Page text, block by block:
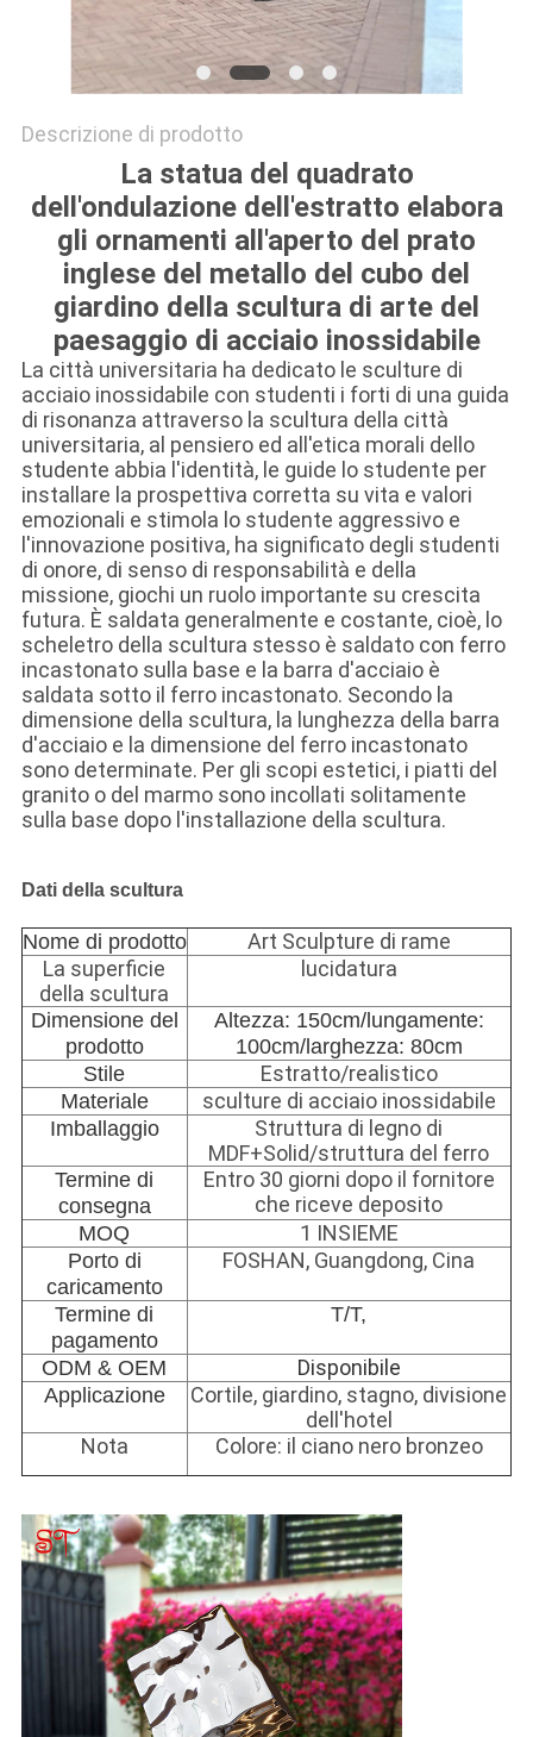
Descrizione di prodotto
La statua del quadrato
dell'ondulazione dell'estratto elabora
gli ornamenti all'aperto del prato
inglese del metallo del cubo del
giardino della scultura di arte del
paesaggio di acciaio inossidabile
La città universitaria ha dedicato le sculture di
acciaio inossidabile con studenti i forti di una guida
di risonanza attraverso la scultura della città
universitaria, al pensiero ed all'etica morali dello
studente abbia l'identità, le guide lo studente per
installare la prospettiva corretta su vita e valori
emozionali e stimola lo studente aggressivo e
l'innovazione positiva, ha significato degli studenti
di onore, di senso di responsabilità e della
missione, giochi un ruolo importante su crescita
futura. È saldata generalmente e costante, cioè, lo
scheletro della scultura stesso è saldato con ferro
incastonato sulla base e la barra d'acciaio è
saldata sotto il ferro incastonato. Secondo la
dimensione della scultura, la lunghezza della barra
d'acciaio e la dimensione del ferro incastonato
sono determinate. Per gli scopi estetici, i piatti del
granito o del marmo sono incollati solitamente
sulla base dopo l'installazione della scultura.
Dati della scultura
Nome di prodotto
Art Sculpture di rame
La superficie
della scultura
lucidatura
Dimensione del
prodotto
Altezza: 150cm/lungamente:
100cm/larghezza: 80cm
Stile
Estratto/realistico
Materiale sculture di acciaio inossidabile
Imballaggio
Struttura di legno di
MDF+Solid/struttura del ferro
Termine di
consegna
Entro 30 giorni dopo il fornitore
che riceve deposito
MOQ 1 INSIEME
Porto di
caricamento
FOSHAN, Guangdong, Cina
Termine di
pagamento
T/T,
ODM & OEM Disponibile
Applicazione
Cortile, giardino, stagno, divisione
dell'hotel
Nota
Colore: il ciano nero bronzeo